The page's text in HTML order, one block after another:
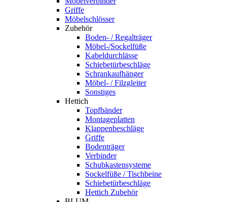
Griffe
Möbelschlösser
Zubehör
Boden- / Regalträger
Möbel-/Sockelfüße
Kabeldurchlässe
Schiebetürbeschläge
Schrankaufhänger
Möbel- / Filzgleiter
Sonstiges
Hettich
Topfbänder
Montageplatten
Klappenbeschläge
Griffe
Bodenträger
Verbinder
Schubkastensysteme
Sockelfüße / Tischbeine
Schiebetürbeschläge
Hettich Zubehör